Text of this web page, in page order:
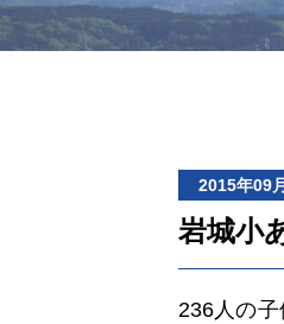
2015年09
岩城小
236人の